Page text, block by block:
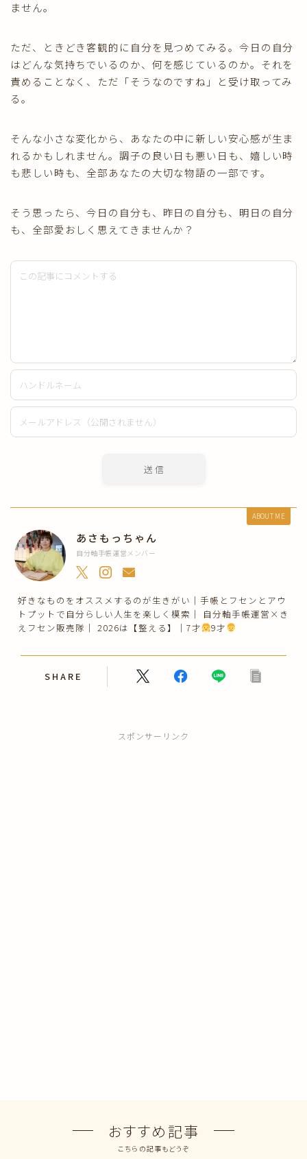
ません。
ただ、ときどき客観的に自分を見つめてみる。今日の自分
はどんな気持ちでいるのか、何を感じているのか。それを
責めることなく、ただ「そうなのですね」と受け取ってみ
る。
そんな小さな変化から、あなたの中に新しい安心感が生ま
れるかもしれません。調子の良い日も悪い日も、嬉しい時
も悲しい時も、全部あなたの大切な物語の一部です。
そう思ったら、今日の自分も、昨日の自分も、明日の自分
も、全部愛おしく思えてきませんか？
ABOUT ME
あさもっちゃん
自分軸手帳運営メンバー
好きなものをオススメするのが生きがい｜手帳とフセンとアウ
トプットで自分らしい人生を楽しく模索｜ 自分軸手帳運営×き
えフセン販売隊｜ 2026は【整える】｜7才
9才
SHARE
スポンサーリンク
おすすめ記事
こちらの記事もどうぞ